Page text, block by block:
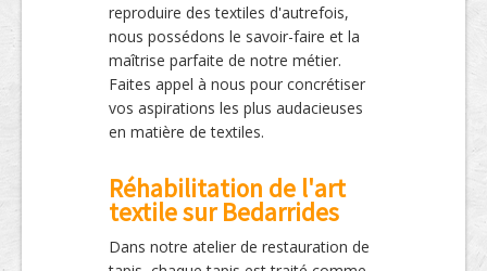
reproduire des textiles d'autrefois,
nous possédons le savoir-faire et la
maîtrise parfaite de notre métier.
Faites appel à nous pour concrétiser
vos aspirations les plus audacieuses
en matière de textiles.
Réhabilitation de l'art
textile sur Bedarrides
Dans notre atelier de restauration de